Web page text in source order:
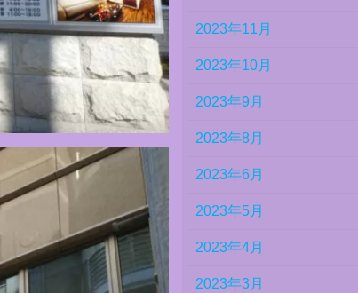
2023年11月
2023年10月
2023年9月
2023年8月
2023年6月
2023年5月
2023年4月
2023年3月